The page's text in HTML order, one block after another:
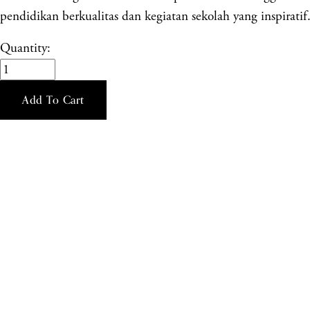
pendidikan berkualitas dan kegiatan sekolah yang inspiratif.
Quantity:
Add To Cart